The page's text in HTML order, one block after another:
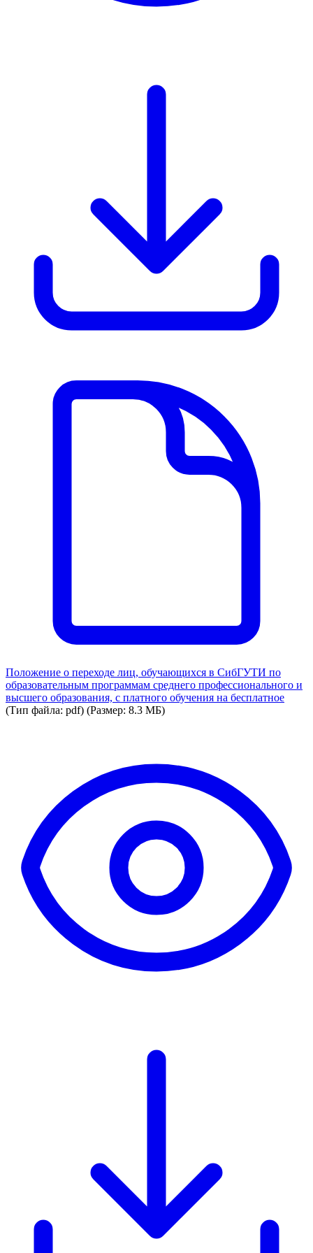
Положение о переходе лиц, обучающихся в СибГУТИ по
образовательным программам среднего профессионального и
высшего образования, с платного обучения на бесплатное
(Тип файла: pdf) (Размер: 8.3 МБ)